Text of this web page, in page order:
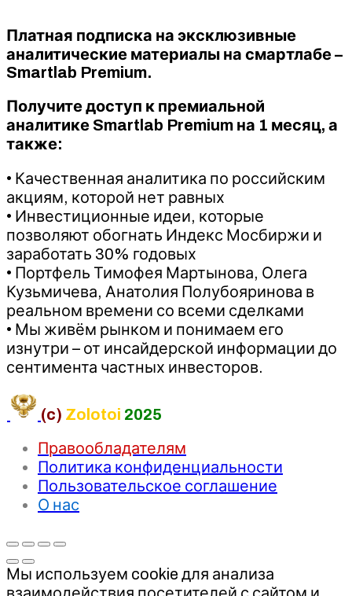
Платная подписка на эксклюзивные
аналитические материалы на смартлабе –
Smartlab Premium.
Получите доступ к премиальной
аналитике Smartlab Premium на 1 месяц, а
также:
• Качественная аналитика по российским
акциям, которой нет равных
• Инвестиционные идеи, которые
позволяют обогнать Индекс Мосбиржи и
заработать 30% годовых
• Портфель Тимофея Мартынова, Олега
Кузьмичева, Анатолия Полубояринова в
реальном времени со всеми сделками
• Мы живём рынком и понимаем его
изнутри – от инсайдерской информации до
сентимента частных инвесторов.
(c) Zolotoi 2025
Правообладателям
Политика конфиденциальности
Пользовательское соглашение
О нас
Мы используем cookie для анализа